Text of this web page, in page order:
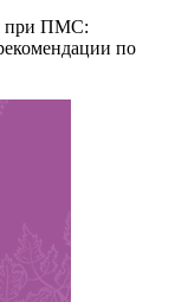
при ПМС:
по